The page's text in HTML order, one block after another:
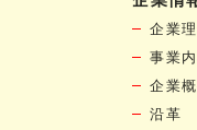
企業
事業
企業
沿革